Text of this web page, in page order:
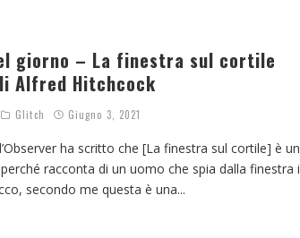
giorno – La finestra sul cortile
Alfred Hitchcock
Glitch Giugno 3, 2021
ha scritto che [La finestra sul cortile] è un
racconta di un uomo che spia dalla finestra i
secondo me questa è una...